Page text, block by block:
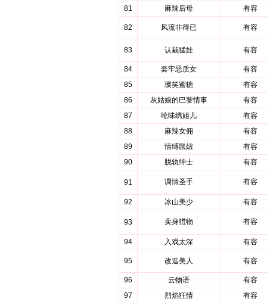
81 麻辣后母 有容
82 风流非得已 有容
83 认栽猛娃 有容
84 套牢恶质女
有容
85
璨笑蜜糖
有容
86
灰姑娘的巴黎情事
有容
87
呛味绣姐儿
有容
88
麻辣女佣
有容
89
情缚鼠妞
有容
90
脱轨绅士 有容
91 调情圣手 有容
92 冰山美少 有容
93 卖身猎物 有容
94 入戏太深 有容
95 改造美人 有容
96 云物语
有容
97
烈焰狂情
有容